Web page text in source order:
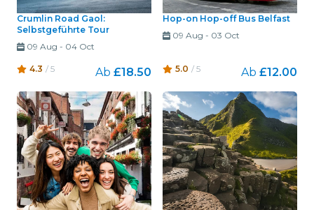
Crumlin Road Gaol:
Selbstgeführte Tour
09 Aug - 04 Oct
4.3 / 5 Ab £18.50
Hop-on Hop-off Bus Belfast
09 Aug - 03 Oct
5.0 / 5 Ab £12.00